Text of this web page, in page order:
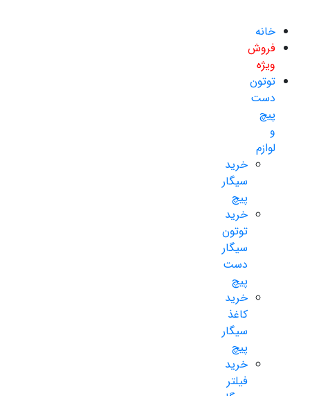
خانه
فروش
ویژه
توتون
دست
پیچ
و
لوازم
خرید
سیگار
پیچ
خرید
توتون
سیگار
دست
پیچ
خرید
کاغذ
سیگار
پیچ
خرید
فیلتر